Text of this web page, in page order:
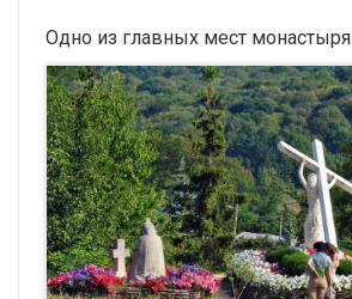
Одно из главных мест монастыря